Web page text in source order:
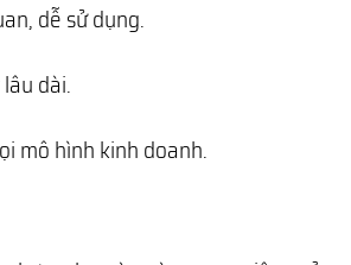
dễ sử dụng.
dài.
mô hình kinh doanh.